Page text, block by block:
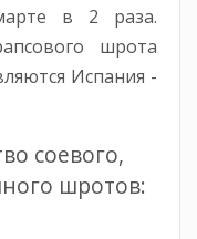
в 2 раза.
шрота
Испания -
соевого,
шротов: